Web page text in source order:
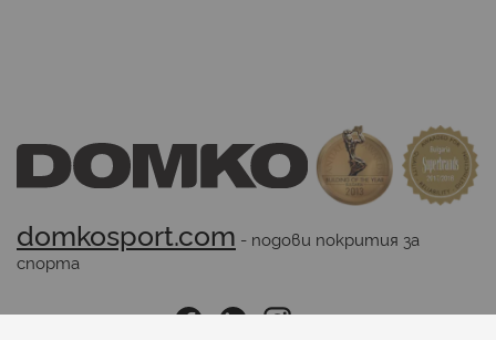
domkosport.com - подови покрития за
спорта
Последвайте ни: